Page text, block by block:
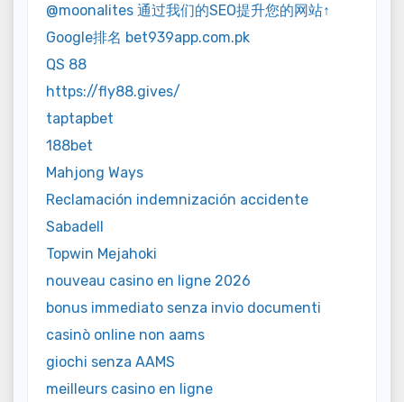
@moonalites 通过我们的SEO提升您的网站↑
Google排名 bet939app.com.pk
QS 88
https://fly88.gives/
taptapbet
188bet
Mahjong Ways
Reclamación indemnización accidente
Sabadell
Topwin Mejahoki
nouveau casino en ligne 2026
bonus immediato senza invio documenti
casinò online non aams
giochi senza AAMS
meilleurs casino en ligne